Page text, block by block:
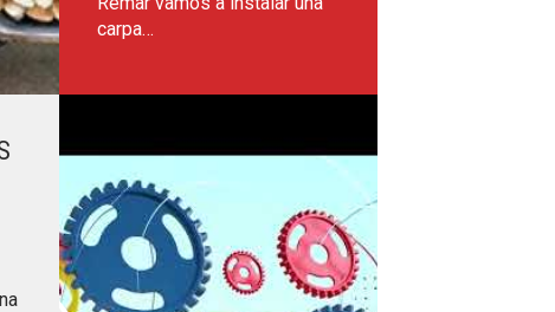
carpa…
Fundación ONCE